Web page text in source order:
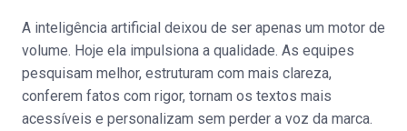
A inteligência artificial deixou de ser apenas um motor de
volume. Hoje ela impulsiona a qualidade. As equipes
pesquisam melhor, estruturam com mais clareza,
conferem fatos com rigor, tornam os textos mais
acessíveis e personalizam sem perder a voz da marca.